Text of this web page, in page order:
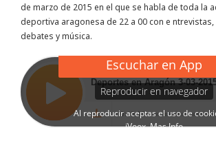
de marzo de 2015 en el que se habla de toda la
deportiva aragonesa de 22 a 00 con e
debates y música.